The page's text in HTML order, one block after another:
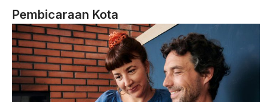
Pembicaraan Kota